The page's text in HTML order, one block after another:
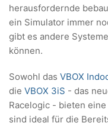
herausfordernde
ein Simulator immer
gibt es andere
können.
Sowohl das VBOX
die VBOX 3iS - das
Racelogic - bieten
sind ideal für die